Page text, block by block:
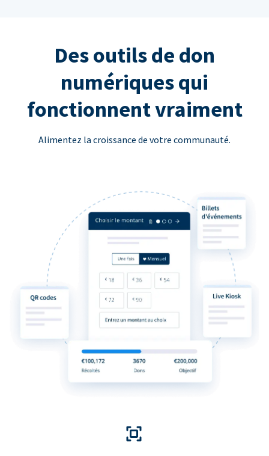
Des outils de don
numériques qui
fonctionnent vraiment
Alimentez la croissance de votre communauté.